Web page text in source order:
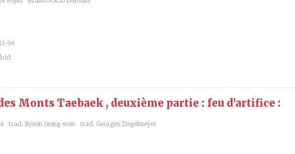
96
Monts Taebaek , deuxième partie : feu d’artifice :
trad. Byeon Jeong-won
trad. Georges Ziegelmeyer